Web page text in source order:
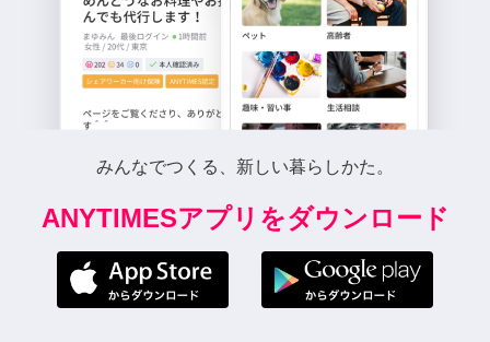
みんなでつくる、新しい暮らしかた。
ANYTIMESアプリをダウンロード